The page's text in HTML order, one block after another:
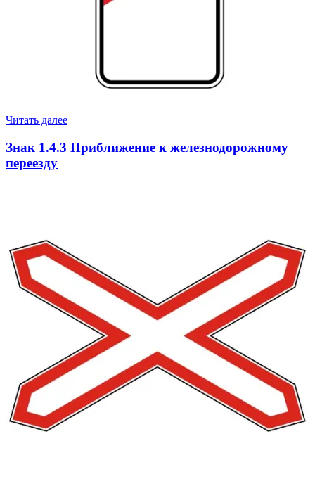
Читать далее
Знак 1.4.3 Приближение к железнодорожному
переезду